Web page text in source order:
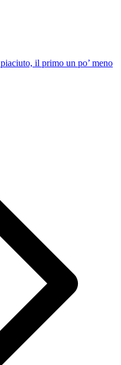
il primo un po’ meno